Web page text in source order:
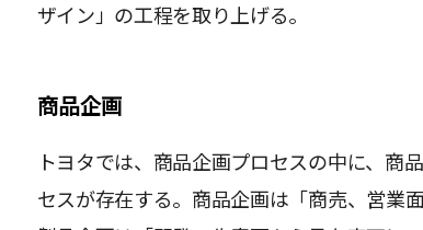
ザイン」の工程を取り上げる。
商品企画
トヨタでは、商品企画プロセスの中に、商
セスが存在する。商品企画は「商売、営業